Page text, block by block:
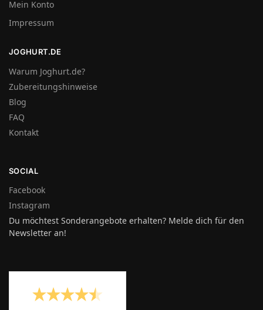
Mein Konto
Impressum
JOGHURT.DE
Warum Joghurt.de?
Zubereitungshinweise
Blog
FAQ
Kontakt
SOCIAL
Facebook
Instagram
Du möchtest Sonderangebote erhalten? Melde dich für den
Newsletter an!